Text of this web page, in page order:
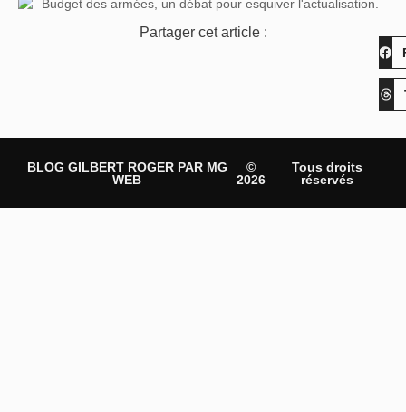
Partager cet article :
BLOG GILBERT ROGER PAR MG
WEB
©
2026
Tous droits
réservés